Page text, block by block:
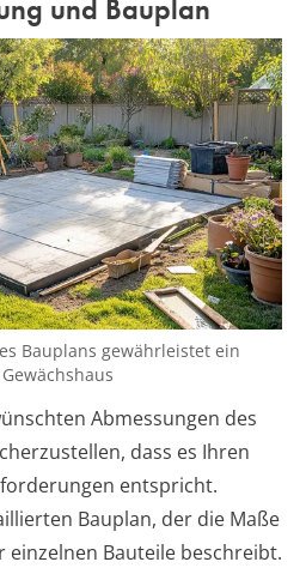
und Bauplan
Bauplans gewährleistet ein
Abmessungen des
dass es Ihren
entspricht.
Bauplan, der die Maße
Bauteile beschreibt.